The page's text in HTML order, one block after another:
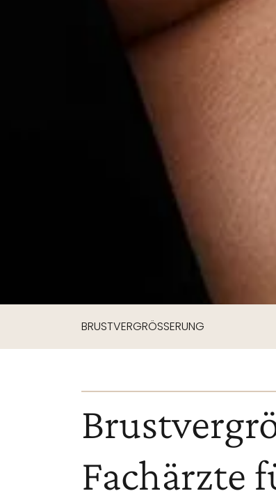
BRUSTVERGRÖSSERUNG
Fachärzte